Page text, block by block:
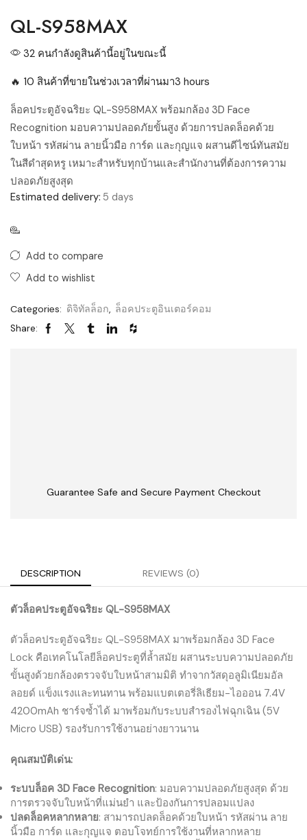
QL-S958MAX
32 คนกำลังดูสินค้านี้อยู่ในขณะนี้
🔥 10 สินค้าที่ขายในช่วงเวลาที่ผ่านมา3 hours
ล็อคประตูอัจฉริยะ QL-S958MAX พร้อมกล้อง 3D Face
Recognition มอบความปลอดภัยขั้นสูง ด้วยการปลดล็อคด้วย
ใบหน้า รหัสผ่าน ลายนิ้วมือ การ์ด และกุญแจ ผสานดีไซน์ทันสมัย
ในสีดำสุดหรู เหมาะสำหรับทุกบ้านและสำนักงานที่ต้องการความ
ปลอดภัยสูงสุด
Estimated delivery: 5 days
Add to compare
Add to wishlist
Categories: ดิจิทัลล็อก, ล็อคประตูอินเตอร์คอม
Share:
Guarantee Safe and Secure Payment Checkout
DESCRIPTION REVIEWS (0)
ตัวล็อคประตูอัจฉริยะ QL-S958MAX
ตัวล็อคประตูอัจฉริยะ QL-S958MAX มาพร้อมกล้อง 3D Face
Lock คือเทคโนโลยีล็อคประตูที่ล้ำสมัย ผสานระบบความปลอดภัย
ขั้นสูงด้วยกล้องตรวจจับใบหน้าสามมิติ ทำจากวัสดุอลูมิเนียมอัล
ลอยด์ แข็งแรงและทนทาน พร้อมแบตเตอรี่ลิเธียม-ไอออน 7.4V
4200mAh ชาร์จซ้ำได้ มาพร้อมกับระบบสำรองไฟฉุกเฉิน (5V
Micro USB) รองรับการใช้งานอย่างยาวนาน
คุณสมบัติเด่น:
ระบบล็อค 3D Face Recognition: มอบความปลอดภัยสูงสุด ด้วย
การตรวจจับใบหน้าที่แม่นยำ และป้องกันการปลอมแปลง
ปลดล็อคหลากหลาย: สามารถปลดล็อคด้วยใบหน้า รหัสผ่าน ลาย
นิ้วมือ การ์ด และกุญแจ ตอบโจทย์การใช้งานที่หลากหลาย